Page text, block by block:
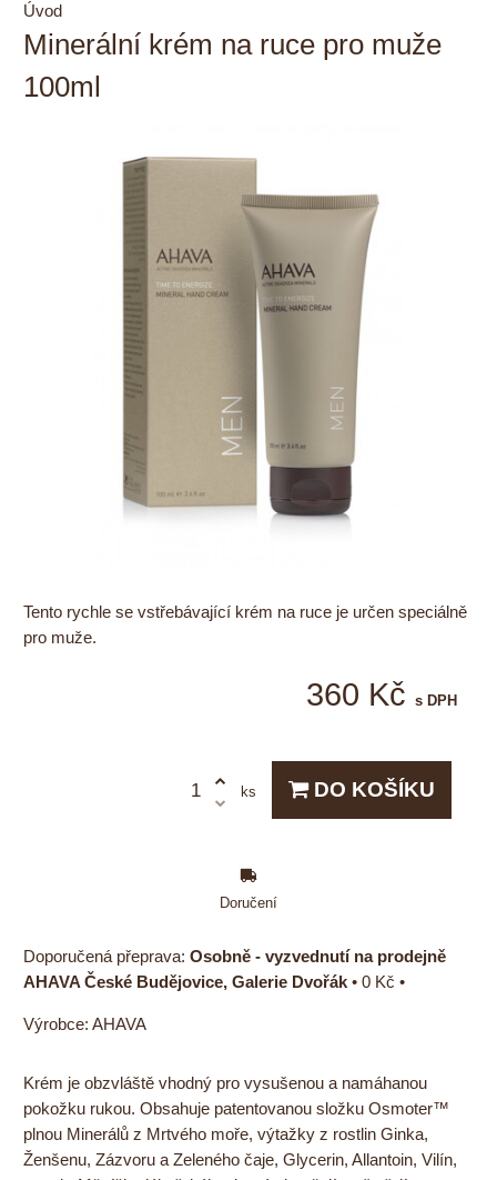
Úvod
Minerální krém na ruce pro muže
100ml
Tento rychle se vstřebávající krém na ruce je určen speciálně
pro muže.
360 Kč s DPH
ks DO KOŠÍKU
Doručení
Osobně - vyzvednutí na prodejně
AHAVA České Budějovice, Galerie Dvořák • 0 Kč •
Výrobce: AHAVA
Krém je obzvláště vhodný pro vysušenou a namáhanou
pokožku rukou. Obsahuje patentovanou složku Osmoter™
plnou Minerálů z Mrtvého moře, výtažky z rostlin Ginka,
Ženšenu, Zázvoru a Zeleného čaje, Glycerin, Allantoin, Vilín,